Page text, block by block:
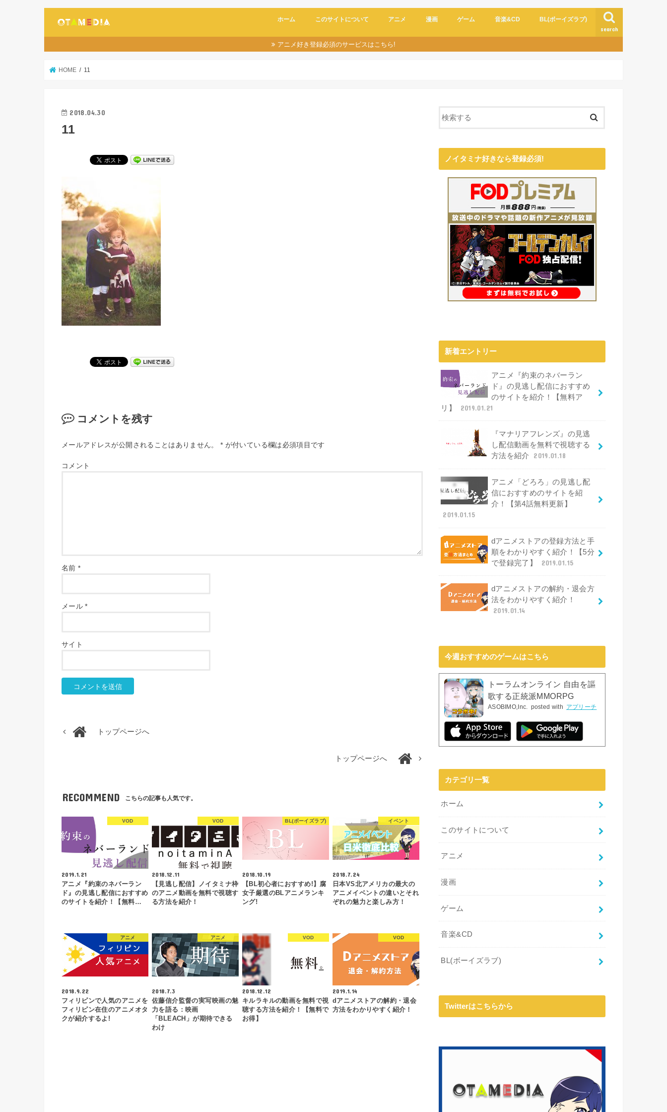
search
ホーム このサイトについて アニメ 漫画 ゲーム 音楽&CD BL(ボーイズラブ)
アニメ好き登録必須のサービスはこちら!
HOME 11
2018.04.30
11
コメントを残す
メールアドレスが公開されることはありません。 * が付いている欄は必須項目です
コメント
名前*
メール*
サイト
トップページへ
トップページへ
RECOMMEND こちらの記事も人気です。
VOD
2019.1.21
アニメ『約束のネバーラン
ド』の見逃し配信におすすめ
のサイトを紹介！【無料…
VOD
2018.12.11
【見逃し配信】ノイタミナ枠
のアニメ動画を無料で視聴す
る方法を紹介！
BL(ボーイズラブ)
2018.10.19
【BL初心者におすすめ!】腐
女子厳選のBLアニメランキ
ング!
イベント
2018.7.24
日本VS北アメリカの最大の
アニメイベントの違いとそれ
ぞれの魅力と楽しみ方！
アニメ
2018.9.22
フィリピンで人気のアニメを
フィリピン在住のアニメオタ
クが紹介するよ!
アニメ
2018.7.3
佐藤信介監督の実写映画の魅
力を語る：映画
「BLEACH」が期待できる
わけ
VOD
2018.12.12
キルラキルの動画を無料で視
聴する方法を紹介！【無料で
お得】
VOD
2019.1.14
dアニメストアの解約・退会
方法をわかりやすく紹介！
ノイタミナ好きなら登録必須!
新着エントリー
アニメ『約束のネバーラン
ド』の見逃し配信におすすめ
のサイトを紹介！【無料ア
リ】
2019.01.21
『マナリアフレンズ』の見逃
し配信動画を無料で視聴する
方法を紹介
2019.01.18
アニメ「どろろ」の見逃し配
信におすすめのサイトを紹
介！【第4話無料更新】
2019.01.15
dアニメストアの登録方法と手
順をわかりやすく紹介！【5分
で登録完了】
2019.01.15
dアニメストアの解約・退会方
法をわかりやすく紹介！
2019.01.14
今週おすすめのゲームはこちら
トーラムオンライン 自由を謳
歌する正統派MMORPG
ASOBIMO,Inc. posted with アプリーチ
カテゴリ一覧
ホーム
このサイトについて
アニメ
漫画
ゲーム
音楽&CD
BL(ボーイズラブ)
Twitterはこちらから